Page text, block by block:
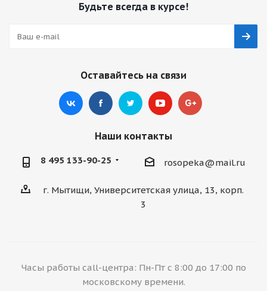
Будьте всегда в курсе!
Оставайтесь на связи
Наши контакты
8 495 133-90-25 rosopeka@mail.ru
г. Мытищи, Университетская улица, 13, корп.
3
Часы работы call-центра: Пн-Пт с 8:00 до 17:00 по
московскому времени.